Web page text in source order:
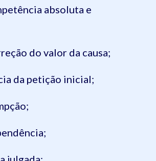
absoluta e
do valor da causa;
da petição inicial;